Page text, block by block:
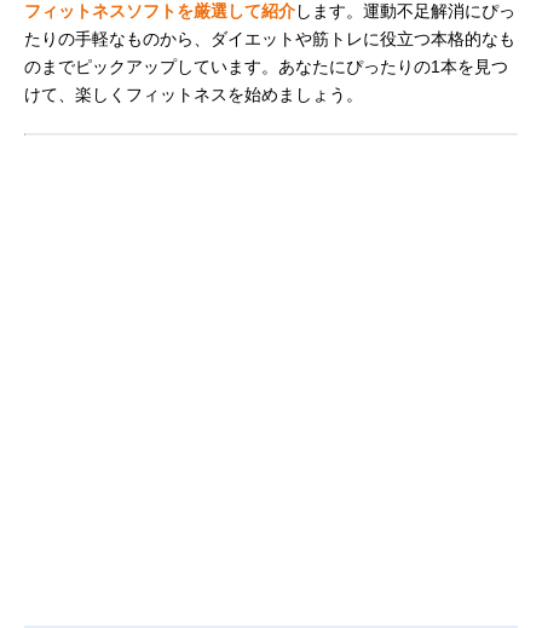
フィットネスソフトを厳選して紹介します。運動不足解消にぴっ
たりの手軽なものから、ダイエットや筋トレに役立つ本格的なも
のまでピックアップしています。あなたにぴったりの1本を見つ
けて、楽しくフィットネスを始めましょう。